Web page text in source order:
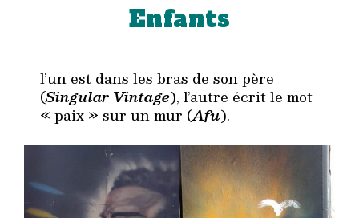
Enfants
l’un est dans les bras de son père
(Singular Vintage), l’autre écrit le mot
« paix » sur un mur (Afu).